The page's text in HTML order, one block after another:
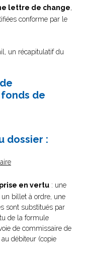
lettre de change,
conforme par le
un récapitulatif du
de
dossier :
en vertu : une
billet à ordre, une
sont substitués par
de la formule
de commissaire de
débiteur (copie